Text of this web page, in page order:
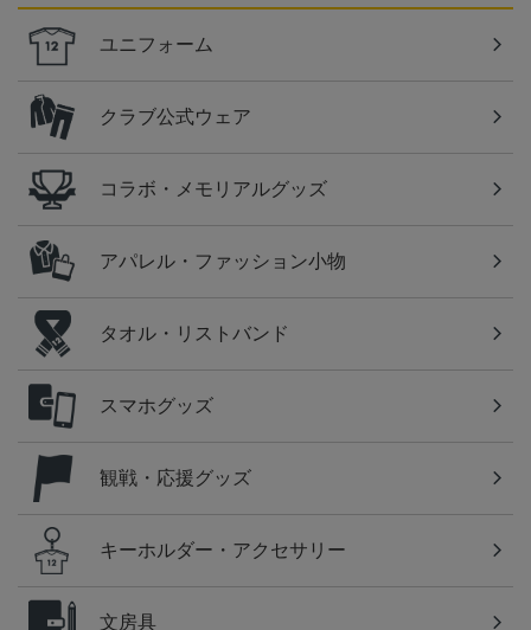
ユニフォーム
クラブ公式ウェア
コラボ・メモリアルグッズ
アパレル・ファッション小物
タオル・リストバンド
スマホグッズ
観戦・応援グッズ
キーホルダー・アクセサリー
文房具